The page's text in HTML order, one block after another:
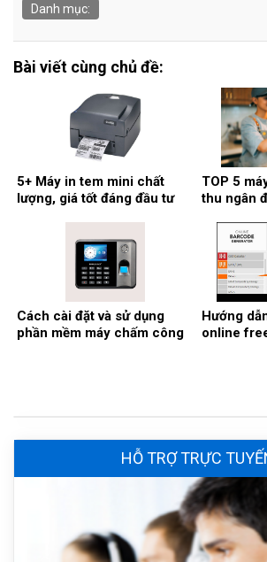
HỖ TRỢ TRỰC
Danh mục:
Bài viết cùng chủ đề:
5+ Máy in tem mini chất
lượng, giá tốt đáng đầu tư
TOP 5
thu ngân
Cách cài đặt và sử dụng
phần mềm máy chấm công
Hướng
online